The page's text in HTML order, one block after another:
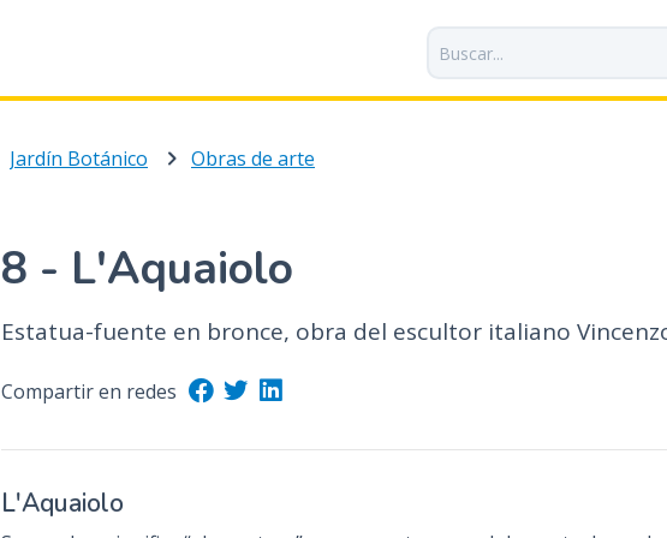
a
a
n
e
i
o
Jardín Botánico Obras de arte
8 - L'Aquaiolo
Estatua-fuente en bronce, obra del escultor italiano
Compartir en redes
L'Aquaiolo